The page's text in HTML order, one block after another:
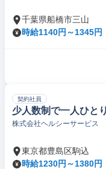
千葉県船橋市三山
時給1140円～1345円
契約社員
少人数制で一人ひと
株式会社ヘルシーサービス
東京都豊島区駒込
時給1230円～1380円